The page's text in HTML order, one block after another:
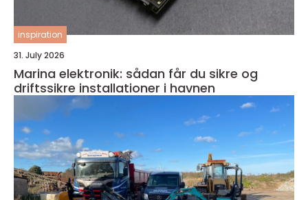
inspiration
31. July 2026
Marina elektronik: sådan får du sikre og
driftssikre installationer i havnen